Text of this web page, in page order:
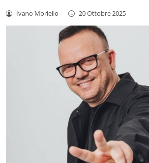
Ivano Moriello - 20 Ottobre 2025